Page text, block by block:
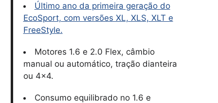
Último ano da primeira geração do
EcoSport, com versões XL, XLS, XLT e
FreeStyle.
Motores 1.6 e 2.0 Flex, câmbio
manual ou automático, tração dianteira
ou 4×4.
Consumo equilibrado no 1.6 e